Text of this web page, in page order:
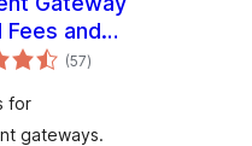
Fees and
for(57કુલ
રેટિંગ્સ
)
for
gateways.